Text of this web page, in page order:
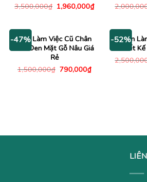
3,500,000₫ Giá
gốc
1,960,000₫Giá
1,960,000₫.
-47%
Bàn Làm Việc Cũ Chân
Sắt Đen Mặt Gỗ Nâu Giá
Rẻ
1,500,000₫ Giá
790,000₫Giá
-52%
Bàn
Thiết